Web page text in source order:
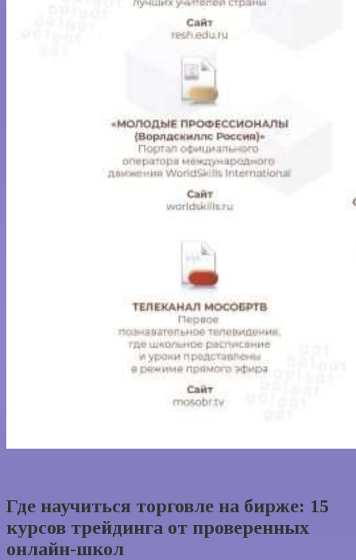
Где научиться торговле на бирже: 15
курсов трейдинга от проверенных
онлайн-школ